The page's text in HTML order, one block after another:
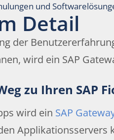
und
Detail
der
wird ein SAP
zu Ihren SAP
wird ein SAP